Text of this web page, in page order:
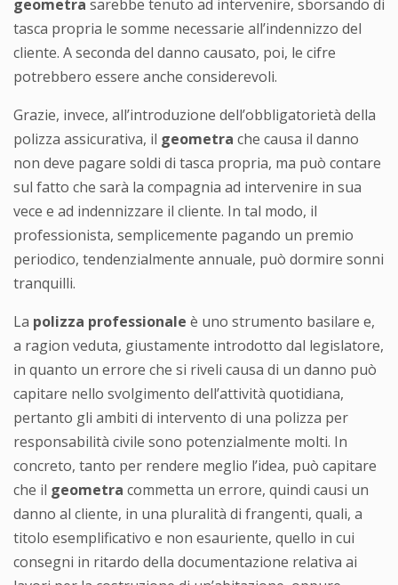
geometra sarebbe tenuto ad intervenire, sborsando di
tasca propria le somme necessarie all’indennizzo del
cliente. A seconda del danno causato, poi, le cifre
potrebbero essere anche considerevoli.
Grazie, invece, all’introduzione dell’obbligatorietà della
polizza assicurativa, il geometra che causa il danno
non deve pagare soldi di tasca propria, ma può contare
sul fatto che sarà la compagnia ad intervenire in sua
vece e ad indennizzare il cliente. In tal modo, il
professionista, semplicemente pagando un premio
periodico, tendenzialmente annuale, può dormire sonni
tranquilli.
La polizza professionale è uno strumento basilare e,
a ragion veduta, giustamente introdotto dal legislatore,
in quanto un errore che si riveli causa di un danno può
capitare nello svolgimento dell’attività quotidiana,
pertanto gli ambiti di intervento di una polizza per
responsabilità civile sono potenzialmente molti. In
concreto, tanto per rendere meglio l’idea, può capitare
che il geometra commetta un errore, quindi causi un
danno al cliente, in una pluralità di frangenti, quali, a
titolo esemplificativo e non esauriente, quello in cui
consegni in ritardo della documentazione relativa ai